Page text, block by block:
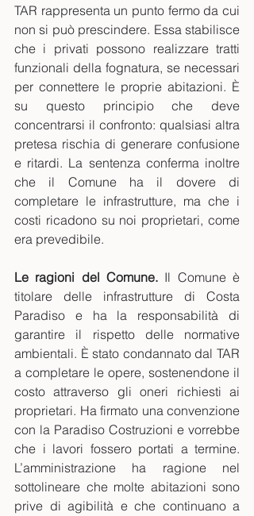
TAR rappresenta un punto fermo da cui
non si può prescindere. Essa stabilisce
che i privati possono realizzare tratti
funzionali della fognatura, se necessari
per connettere le proprie abitazioni. È
su questo principio che deve
concentrarsi il confronto: qualsiasi altra
pretesa rischia di generare confusione
e ritardi. La sentenza conferma inoltre
che il Comune ha il dovere di
completare le infrastrutture, ma che i
costi ricadono su noi proprietari, come
era prevedibile.
Le ragioni del Comune. Il Comune è
titolare delle infrastrutture di Costa
Paradiso e ha la responsabilità di
garantire il rispetto delle normative
ambientali. È stato condannato dal TAR
a completare le opere, sostenendone il
costo attraverso gli oneri richiesti ai
proprietari. Ha firmato una convenzione
con la Paradiso Costruzioni e vorrebbe
che i lavori fossero portati a termine.
L’amministrazione ha ragione nel
sottolineare che molte abitazioni sono
prive di agibilità e che continuano a